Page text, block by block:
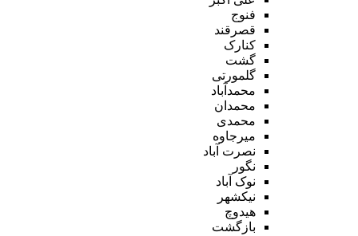
فنوج
قصرقند
کنارک
گشت
گلمورتی
محمدآباد
محمدان
محمدی
میرجاوه
نصرت آباد
نگور
نوک آباد
نیکشهر
هیدوچ
بازگشت